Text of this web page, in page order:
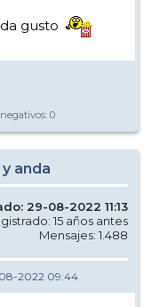
gusto
0
anda
29-08-2022 11:13
15 años antes
Mensajes: 1.488
2022 09:44